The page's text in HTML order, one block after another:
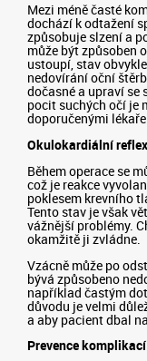
Mezi méně časté
dochází k odtažení
způsobuje slzení a
může být způsoben
ustoupí, stav
nedovírání oční
dočasné a upraví se
pocit suchých očí je
doporučenými
Okulokardiální
Během operace se
což je reakce
poklesem krevního
Tento stav je však
vážnější problémy.
okamžitě ji zvládne.
Vzácně může po
bývá způsobeno
například častým
důvodu je velmi
a aby pacient dbal
Prevence